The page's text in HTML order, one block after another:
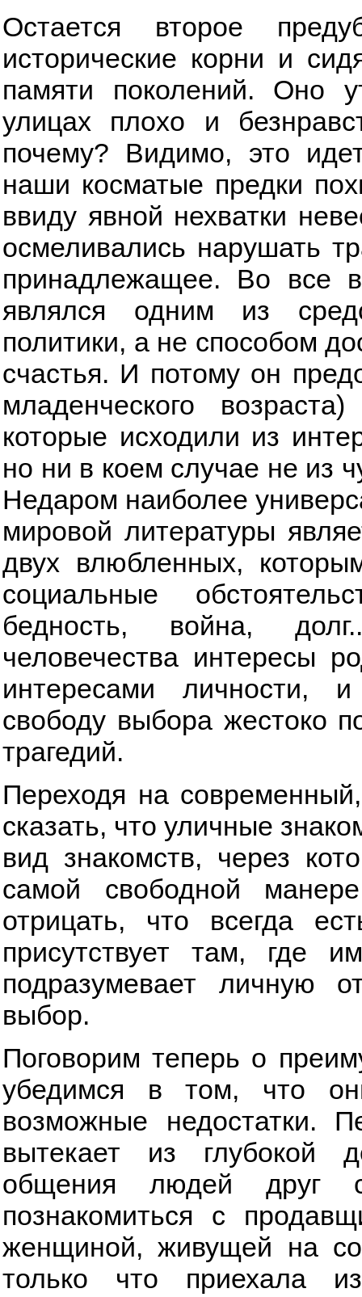
Остается второе
исторические корни и
памяти поколений. Оно
улицах плохо и
почему? Видимо, это
наши косматые предки
ввиду явной нехватки
осмеливались нарушать
принадлежащее. Во все
являлся одним из
политики, а не способом
счастья. И потому он
младенческого
которые исходили из
но ни в коем случае не из
Недаром наиболее
мировой литературы
двух влюбленных,
социальные
бедность, война,
человечества интересы
интересами личности,
свободу выбора жестоко
трагедий.
Переходя на
сказать, что уличные
вид знакомств, через
самой свободной
отрицать, что всегда
присутствует там, где
подразумевает личную
выбор.
Поговорим теперь о
убедимся в том, что
возможные недостатки.
вытекает из глубокой
общения людей друг
познакомиться с
женщиной, живущей на
только что приехала